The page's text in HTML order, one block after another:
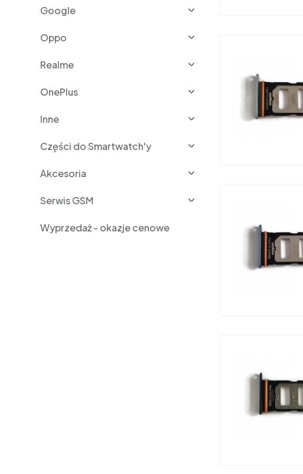
Google
Oppo
Realme
OnePlus
Inne
Części do Smartwatch'y
Akcesoria
Serwis GSM
Wyprzedaż - okazje cenowe